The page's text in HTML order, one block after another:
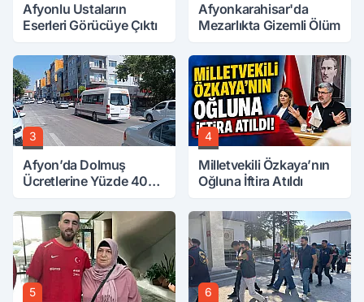
Afyonlu Ustaların
Eserleri Görücüye Çıktı
Afyonkarahisar'da
Mezarlıkta Gizemli Ölüm
3
Afyon’da Dolmuş
Ücretlerine Yüzde 40
4
Milletvekili Özkaya’nın
Oğluna İftira Atıldı
5 6